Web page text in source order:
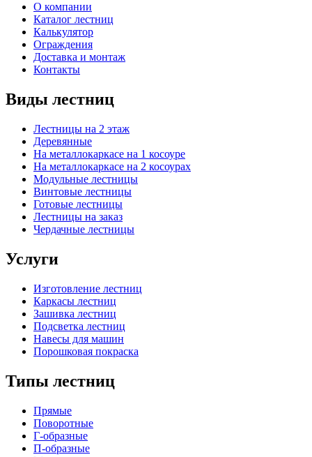
О компании
Каталог лестниц
Калькулятор
Ограждения
Доставка и монтаж
Контакты
Виды лестниц
Лестницы на 2 этаж
Деревянные
На металлокаркасе на 1 косоуре
На металлокаркасе на 2 косоурах
Модульные лестницы
Винтовые лестницы
Готовые лестницы
Лестницы на заказ
Чердачные лестницы
Услуги
Изготовление лестниц
Каркасы лестниц
Зашивка лестниц
Подсветка лестниц
Навесы для машин
Порошковая покраска
Типы лестниц
Прямые
Поворотные
Г-образные
П-образные